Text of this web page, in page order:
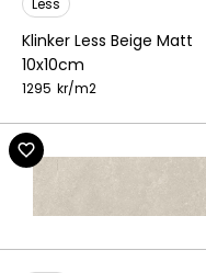
Less
Klinker Less Beige Matt
10x10cm
1295 kr/m2